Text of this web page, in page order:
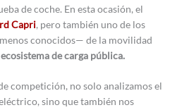
de coche. En esta ocasión, el
Capri, pero también uno de los
conocidos— de la movilidad
de carga pública.
competición, no solo analizamos el
sino que también nos